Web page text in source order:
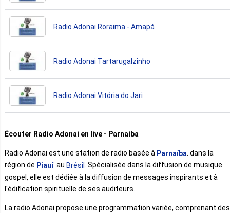
Radio Adonai Roraima - Amapá
Radio Adonai Tartarugalzinho
Radio Adonai Vitória do Jari
Écouter Radio Adonai en live - Parnaíba
Radio Adonai est une station de radio basée à Parnaíba . dans la
région de Piauí. au Brésil . Spécialisée dans la diffusion de musique
gospel, elle est dédiée à la diffusion de messages inspirants et à
l'édification spirituelle de ses auditeurs.
La radio Adonai propose une programmation variée, comprenant des